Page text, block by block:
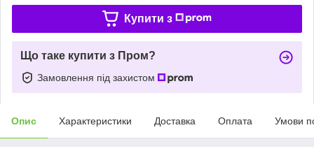
Купити з
Що таке купити з Пром?
Замовлення під захистом
Опис Характеристики Доставка Оплата Умови